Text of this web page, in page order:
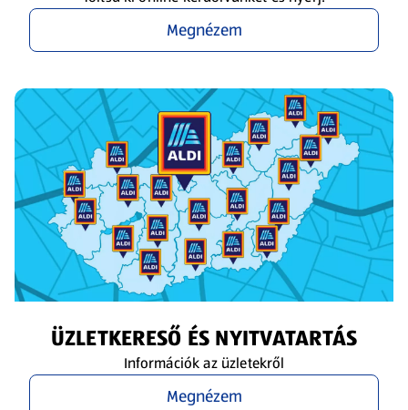
Megnézem
ÜZLETKERESŐ ÉS NYITVATARTÁS
Információk az üzletekről
Megnézem